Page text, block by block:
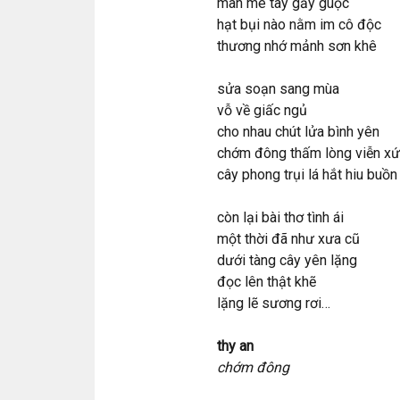
hạt bụi nào nằm im cô độc
thương nhớ mảnh sơn khê
sửa soạn sang mùa
vỗ về giấc ngủ
cho nhau chút lửa bình yên
chớm đông thấm lòng viễn xứ
cây phong trụi lá hắt hiu buồn
còn lại bài thơ tình ái
một thời đã như xưa cũ
dưới tàng cây yên lặng
đọc lên thật khẽ
lặng lẽ sương rơi…
thy an
chớm đông